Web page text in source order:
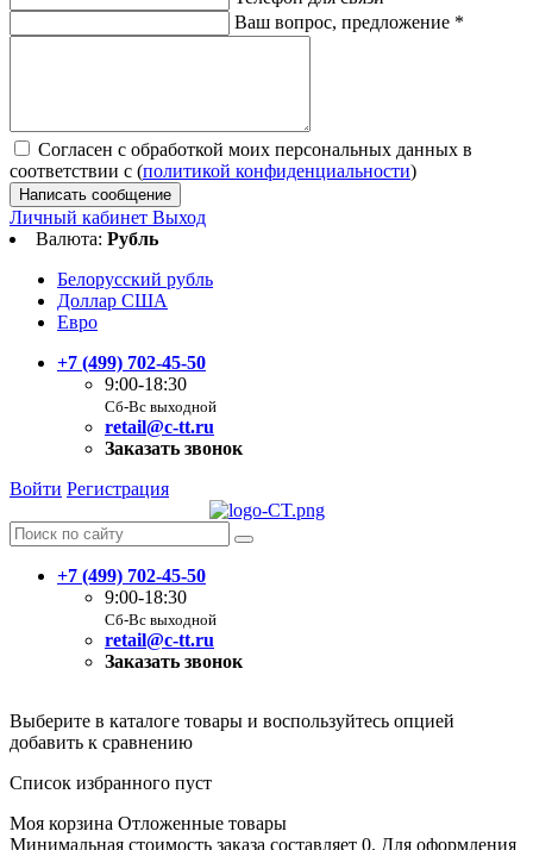
Ваш вопрос, предложение *
Согласен с обработкой моих персональных данных в
соответствии с (политикой конфиденциальности)
Написать сообщение
Личный кабинет Выход
Валюта: Рубль
Белорусский рубль
Доллар США
Евро
+7 (499) 702-45-50
9:00-18:30
Сб-Вс выходной
retail@c-tt.ru
Заказать звонок
Войти Регистрация
+7 (499) 702-45-50
9:00-18:30
Сб-Вс выходной
retail@c-tt.ru
Заказать звонок
Выберите в каталоге товары и воспользуйтесь опцией
добавить к сравнению
Список избранного пуст
Моя корзина Отложенные товары
Минимальная стоимость заказа составляет 0. Для оформления